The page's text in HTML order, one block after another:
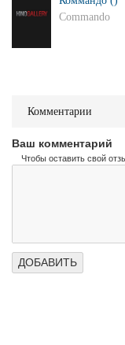
Commando
Комментарии
Ваш комментарий
Чтобы оставить свой